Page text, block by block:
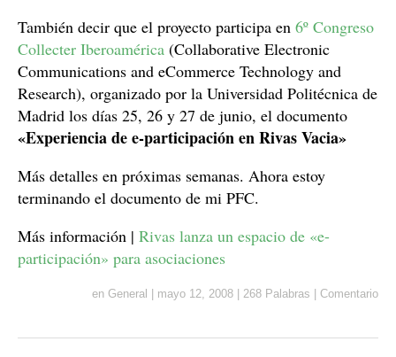
También decir que el proyecto participa en 6º Congreso
Collecter Iberoamérica (Collaborative Electronic
Communications and eCommerce Technology and
Research), organizado por la Universidad Politécnica de
Madrid los días 25, 26 y 27 de junio, el documento
«Experiencia de e-participación en Rivas Vacia»
Más detalles en próximas semanas. Ahora estoy
terminando el documento de mi PFC.
Más información | Rivas lanza un espacio de «e-
participación» para asociaciones
en General mayo 12, 2008 268 Palabras Comentario